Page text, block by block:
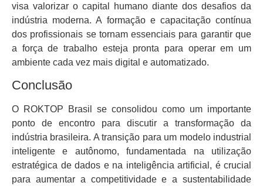
visa valorizar o capital humano diante dos desafios da
indústria moderna. A formação e capacitação contínua
dos profissionais se tornam essenciais para garantir que
a força de trabalho esteja pronta para operar em um
ambiente cada vez mais digital e automatizado.
Conclusão
O ROKTOP Brasil se consolidou como um importante
ponto de encontro para discutir a transformação da
indústria brasileira. A transição para um modelo industrial
inteligente e autônomo, fundamentada na utilização
estratégica de dados e na inteligência artificial, é crucial
para aumentar a competitividade e a sustentabilidade